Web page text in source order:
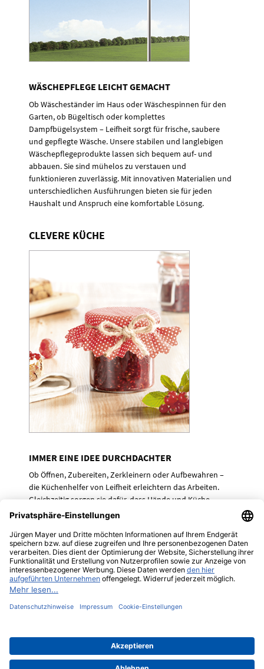
WÄSCHEPFLEGE LEICHT GEMACHT
Ob Wäscheständer im Haus oder Wäschespinnen für den
Garten, ob Bügeltisch oder komplettes
Dampfbügelsystem – Leifheit sorgt für frische, saubere
und gepflegte Wäsche. Unsere stabilen und langlebigen
Wäschepflegeprodukte lassen sich bequem auf- und
abbauen. Sie sind mühelos zu verstauen und
funktionieren zuverlässig. Mit innovativen Materialien und
unterschiedlichen Ausführungen bieten sie für jeden
Haushalt und Anspruch eine komfortable Lösung.
CLEVERE KÜCHE
IMMER EINE IDEE DURCHDACHTER
Ob Öffnen, Zubereiten, Zerkleinern oder Aufbewahren –
die Küchenhelfer von Leifheit erleichtern das Arbeiten.
Gleichzeitig sorgen sie dafür, dass Hände und Küche
sauber bleiben.
bietet Ihnen jeder einzelne eine clevere, durchdachte
Lösung.
Mit ihrem attraktivem Design passen die Produkte in
moderne und klassische Küchen.